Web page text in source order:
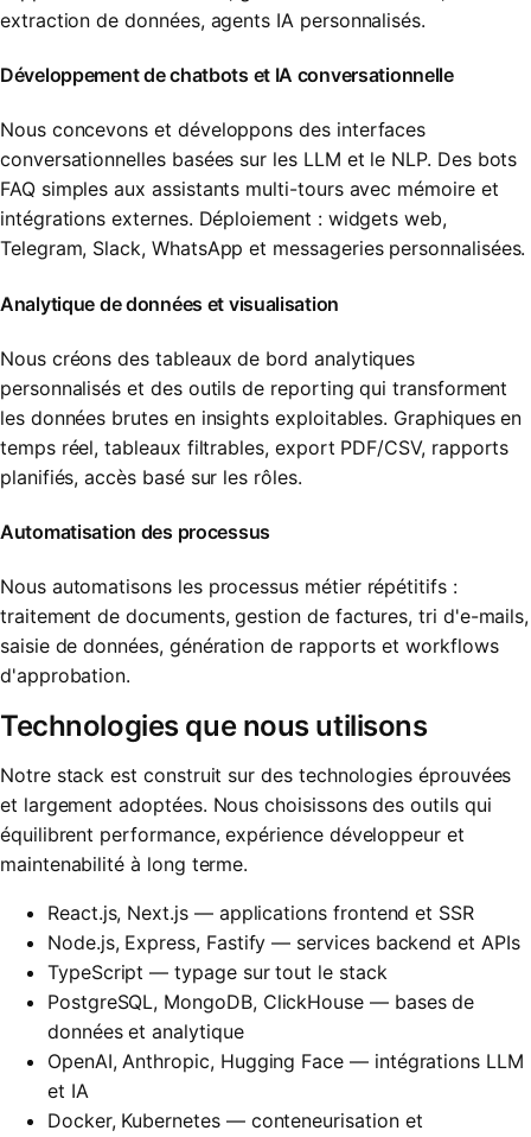
extraction de données, agents IA personnalisés.
Développement de chatbots et IA conversationnelle
Nous concevons et développons des interfaces
conversationnelles basées sur les LLM et le NLP. Des bots
FAQ simples aux assistants multi-tours avec mémoire et
intégrations externes. Déploiement : widgets web,
Telegram, Slack, WhatsApp et messageries personnalisées.
Analytique de données et visualisation
Nous créons des tableaux de bord analytiques
personnalisés et des outils de reporting qui transforment
les données brutes en insights exploitables. Graphiques en
temps réel, tableaux filtrables, export PDF/CSV, rapports
planifiés, accès basé sur les rôles.
Automatisation des processus
Nous automatisons les processus métier répétitifs :
traitement de documents, gestion de factures, tri d'e-mails,
saisie de données, génération de rapports et workflows
d'approbation.
Technologies que nous utilisons
Notre stack est construit sur des technologies éprouvées
et largement adoptées. Nous choisissons des outils qui
équilibrent performance, expérience développeur et
maintenabilité à long terme.
React.js, Next.js — applications frontend et SSR
Node.js, Express, Fastify — services backend et APIs
TypeScript — typage sur tout le stack
PostgreSQL, MongoDB, ClickHouse — bases de
données et analytique
OpenAI, Anthropic, Hugging Face — intégrations LLM
et IA
Docker, Kubernetes — conteneurisation et